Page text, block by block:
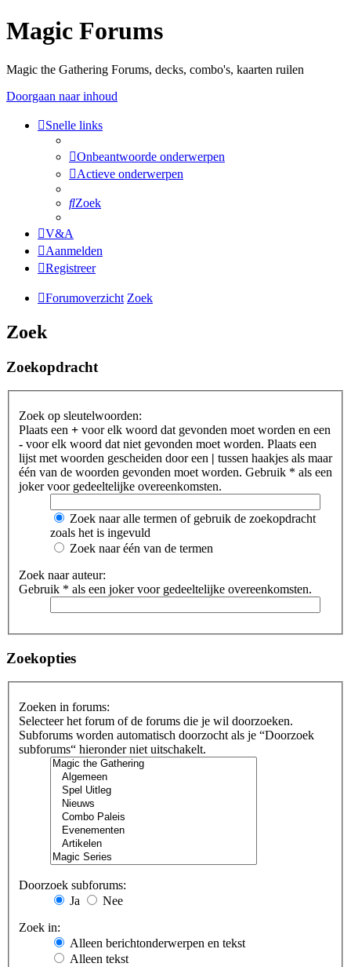
Magic Forums
Magic the Gathering Forums, decks, combo's, kaarten ruilen
Doorgaan naar inhoud
Snelle links
Onbeantwoorde onderwerpen
Actieve onderwerpen
Zoek
V&A
Aanmelden
Registreer
Forumoverzicht Zoek
Zoek
Zoekopdracht
Zoek op sleutelwoorden:
Plaats een + voor elk woord dat gevonden moet worden en een
- voor elk woord dat niet gevonden moet worden. Plaats een
lijst met woorden gescheiden door een | tussen haakjes als maar
één van de woorden gevonden moet worden. Gebruik * als een
joker voor gedeeltelijke overeenkomsten.
Zoek naar alle termen of gebruik de zoekopdracht
zoals het is ingevuld
Zoek naar één van de termen
Zoek naar auteur:
Gebruik * als een joker voor gedeeltelijke overeenkomsten.
Zoekopties
Zoeken in forums:
Selecteer het forum of de forums die je wil doorzoeken.
Subforums worden automatisch doorzocht als je “Doorzoek
subforums“ hieronder niet uitschakelt.
Doorzoek subforums:
Ja
Nee
Zoek in:
Alleen berichtonderwerpen en tekst
Alleen tekst